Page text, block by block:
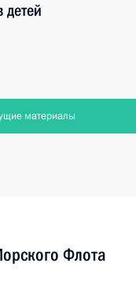
материалы
Флота